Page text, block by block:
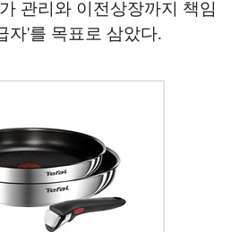
관리와 이전상장까지 책임
자'를 목표로 삼았다.